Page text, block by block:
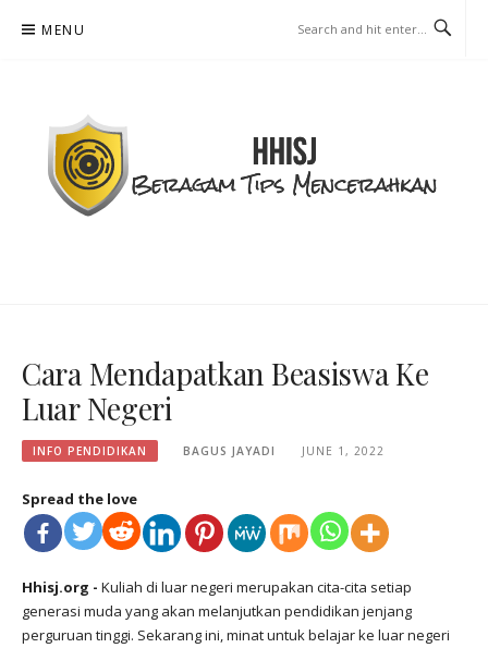
MENU
Cara Mendapatkan Beasiswa Ke
Luar Negeri
INFO PENDIDIKAN BAGUS JAYADI JUNE 1, 2022
Spread the love
Hhisj.org - Kuliah di luar negeri merupakan cita-cita setiap
generasi muda yang akan melanjutkan pendidikan jenjang
perguruan tinggi. Sekarang ini, minat untuk belajar ke luar negeri